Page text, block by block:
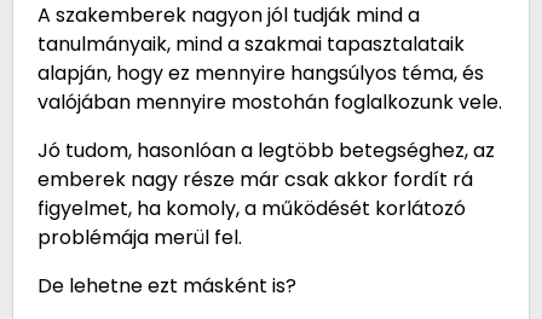
A szakemberek nagyon jól tudják mind a
tanulmányaik, mind a szakmai tapasztalataik
alapján, hogy ez mennyire hangsúlyos téma, és
valójában mennyire mostohán foglalkozunk vele.
Jó tudom, hasonlóan a legtöbb betegséghez, az
emberek nagy része már csak akkor fordít rá
figyelmet, ha komoly, a működését korlátozó
problémája merül fel.
De lehetne ezt másként is?